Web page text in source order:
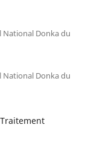
Donka du
Donka du